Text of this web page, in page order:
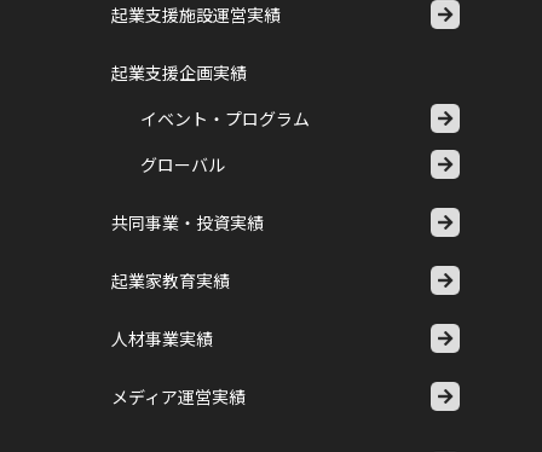
起業支援施設運営実績
起業支援企画実績
イベント・プログラム
グローバル
共同事業・投資実績
起業家教育実績
人材事業実績
メディア運営実績